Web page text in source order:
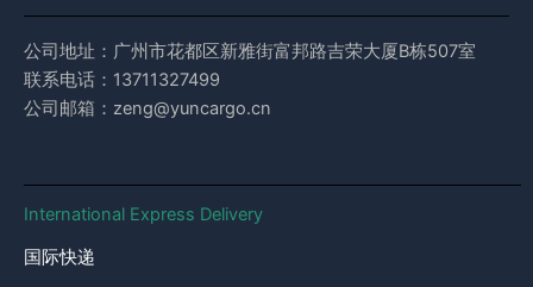
公司地址：广州市花都区新雅街富邦路吉荣大厦B栋507室
联系电话：13711327499
公司邮箱：zeng@yuncargo.cn
International Express Delivery
国际快递